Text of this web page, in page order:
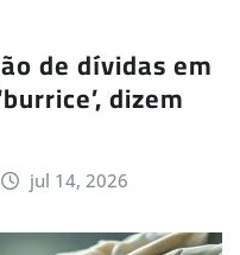
de dívidas em
dizem
jul 14, 2026